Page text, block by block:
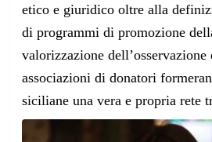
etico e giuridico oltre alla
di programmi di promozione
valorizzazione
associazioni di donatori
siciliane una vera e propria rete